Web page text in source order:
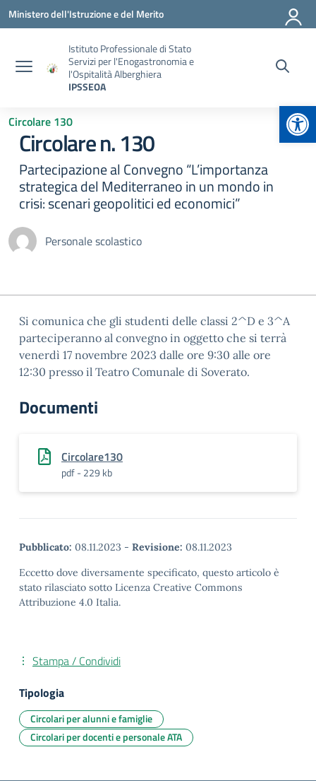
Vai ai contenuti
Vai al menu di navigazione
Vai al footer
Ministero dell'Istruzione e del Merito
Istituto Professionale di Stato
Servizi per l'Enogastronomia e
l'Ospitalità Alberghiera
IPSSEOA
Circolare 130
Circolare n. 130
Partecipazione al Convegno “L’importanza
strategica del Mediterraneo in un mondo in
crisi: scenari geopolitici ed economici”
Personale scolastico
Si comunica che gli studenti delle classi 2^D e 3^A
parteciperanno al convegno in oggetto che si terrà
venerdì 17 novembre 2023 dalle ore 9:30 alle ore
12:30 presso il Teatro Comunale di Soverato.
Documenti
Circolare130
pdf - 229 kb
Pubblicato: 08.11.2023 - Revisione: 08.11.2023
Eccetto dove diversamente specificato, questo articolo è
stato rilasciato sotto Licenza Creative Commons
Attribuzione 4.0 Italia.
Stampa / Condividi
Tipologia
Circolari per alunni e famiglie
Circolari per docenti e personale ATA